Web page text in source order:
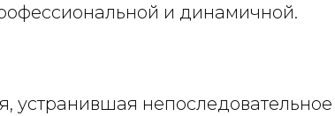
и динамичной.
устранившая непоследовательное